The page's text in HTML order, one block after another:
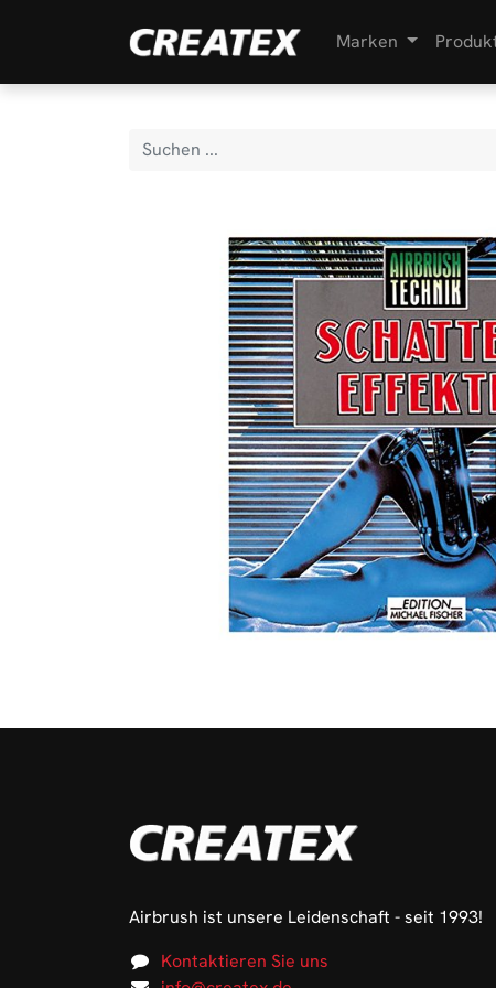
Marken
Airbrush ist unsere Leidenschaft - seit 1993!
Kontaktieren Sie uns